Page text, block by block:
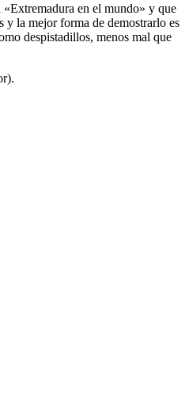
en el mundo» y que
y la mejor forma de demostrarlo es
despistadillos, menos mal que